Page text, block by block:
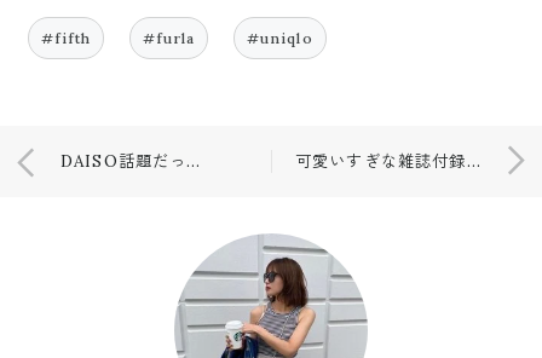
#fifth #furla #uniqlo
DAISO話題だった商品をやっとゲット😉 可愛いすぎな雑誌付録😎❤️